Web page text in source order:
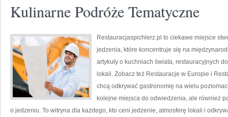
Kulinarne Podróże Tematyczne
Restauracjaspichlerz.pl to ciekawe miejsce
jedzenia, które koncentruje się na
artykuły o kuchniach świata, restauracyjnych
lokali. Zobacz też Restauracje w Europie i
chcą odkrywać gastronomię na wielu
kolejne miejsca do odwiedzenia, ale również
o jedzeniu. To witryna dla każdego, kto ceni jedzenie, atmosferę lokali i